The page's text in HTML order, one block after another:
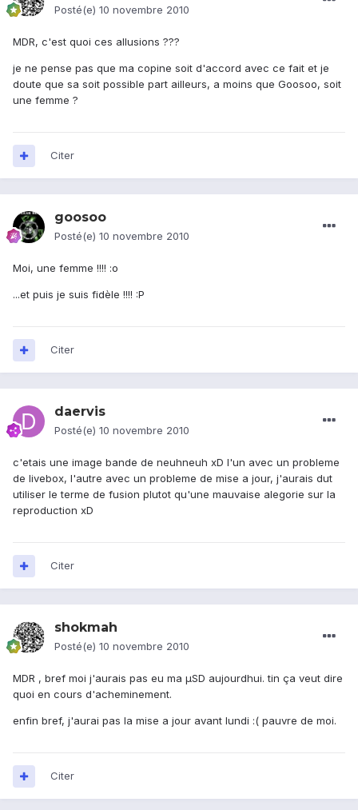
Posté(e) 10 novembre 2010
MDR, c'est quoi ces allusions ???
je ne pense pas que ma copine soit d'accord avec ce fait et je
doute que sa soit possible part ailleurs, a moins que Goosoo, soit
une femme ?
Citer
goosoo
Posté(e) 10 novembre 2010
Moi, une femme !!!! :o
...et puis je suis fidèle !!!! :P
Citer
daervis
Posté(e) 10 novembre 2010
c'etais une image bande de neuhneuh xD l'un avec un probleme
de livebox, l'autre avec un probleme de mise a jour, j'aurais dut
utiliser le terme de fusion plutot qu'une mauvaise alegorie sur la
reproduction xD
Citer
shokmah
Posté(e) 10 novembre 2010
MDR , bref moi j'aurais pas eu ma µSD aujourdhui. tin ça veut dire
quoi en cours d'acheminement.
enfin bref, j'aurai pas la mise a jour avant lundi :( pauvre de moi.
Citer